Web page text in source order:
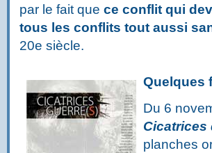
par le fait que ce conflit qui
tous les conflits tout aussi
20e siècle.
Quelques
Du 6
Cicatrices
planches